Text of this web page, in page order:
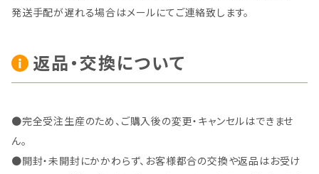
発送手配が遅れる場合はメールにてご連絡致します。
返品・交換について
●完全受注生産のため、ご購入後の変更・キャンセルはできませ
ん。
●開封・未開封にかかわらず、お客様都合の交換や返品はお受け